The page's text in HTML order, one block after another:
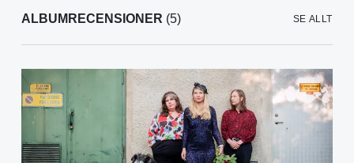
ALBUMRECENSIONER (5) SE ALLT